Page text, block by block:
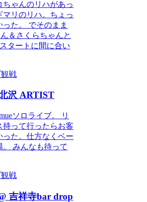
ゃんのリハがあっ
リのリハ。ちょっ
た。 でそのまま
＆さくらちゃんと
タートに間に合い
戦
沢 ARTIST
ソロライブ。 リ
って行ったらお客
った。仕方なくベー
。 みんなも待って
戦
吉祥寺bar drop